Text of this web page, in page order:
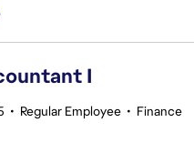
I
• Regular Employee • Finance